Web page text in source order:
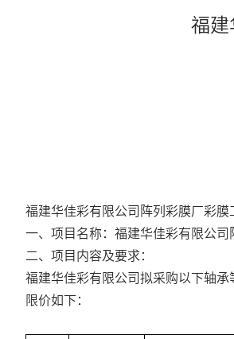
福
福建华佳彩有限公司阵列彩膜厂彩
一、项目名称：福建华佳彩有限公
二、项目内容及要求：
福建华佳彩有限公司拟采购以下轴
限价如下：